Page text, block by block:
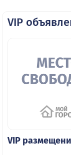
VIP
VIP